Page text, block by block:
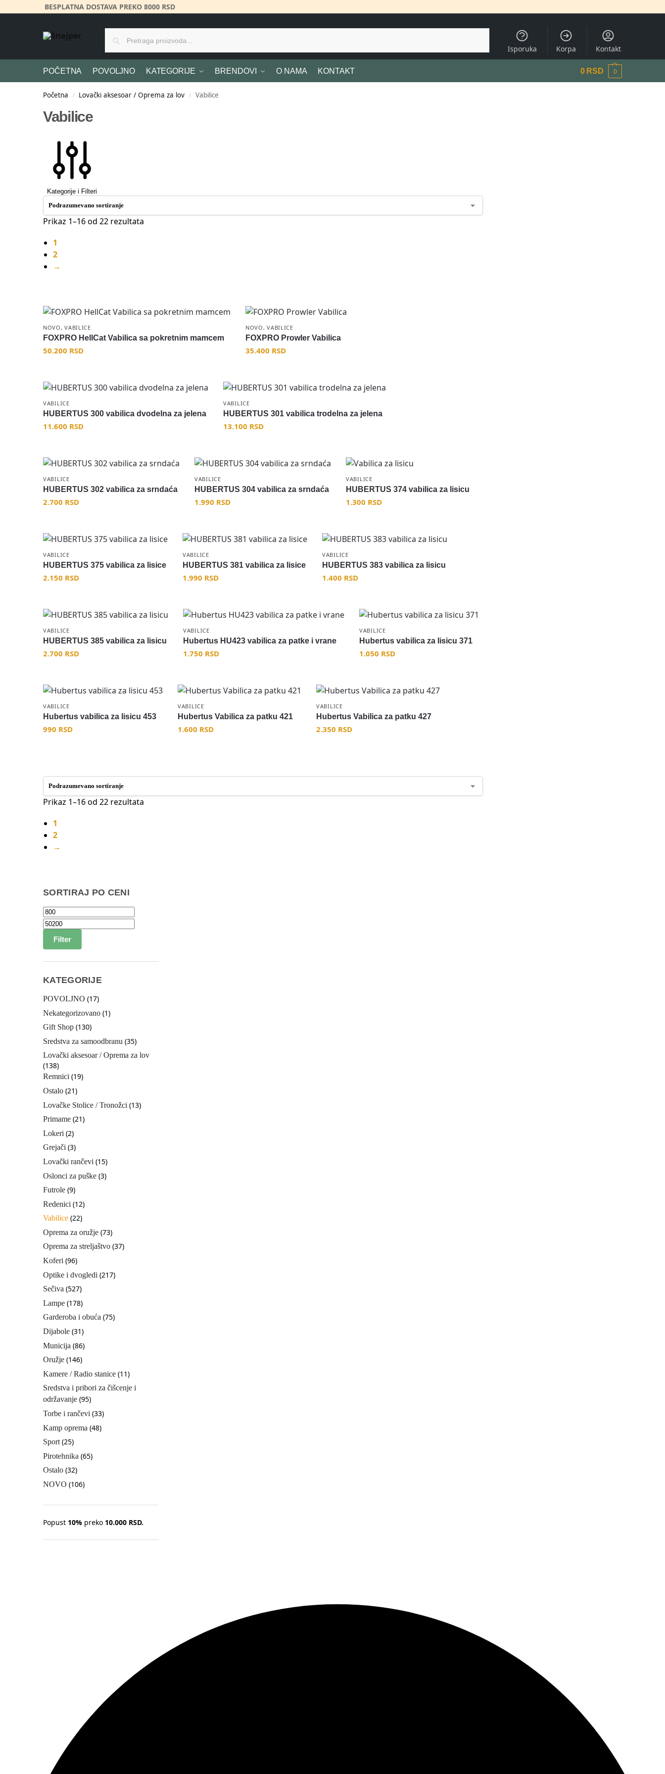
BESPLATNA DOSTAVA PREKO 8000 RSD
Isporuka Korpa Kontakt
POČETNA POVOLJNO KATEGORIJE BRENDOVI O NAMA KONTAKT 0 RSD 0
Početna / Lovački aksesoar / Oprema za lov / Vabilice
Vabilice
Kategorije i Filteri
Prikaz 1–16 od 22 rezultata
1
2
→
NOVO ,VABILICE
FOXPRO HellCat Vabilica sa pokretnim mamcem
50.200 RSD
NOVO ,VABILICE
FOXPRO Prowler Vabilica
35.400 RSD
VABILICE
HUBERTUS 300 vabilica dvodelna za jelena
11.600 RSD
VABILICE
HUBERTUS 301 vabilica trodelna za jelena
13.100 RSD
VABILICE
HUBERTUS 302 vabilica za srndaća
2.700 RSD
VABILICE
HUBERTUS 304 vabilica za srndaća
1.990 RSD
VABILICE
HUBERTUS 374 vabilica za lisicu
1.300 RSD
VABILICE
HUBERTUS 375 vabilica za lisice
2.150 RSD
VABILICE
HUBERTUS 381 vabilica za lisice
1.990 RSD
VABILICE
HUBERTUS 383 vabilica za lisicu
1.400 RSD
VABILICE
HUBERTUS 385 vabilica za lisicu
2.700 RSD
VABILICE
Hubertus HU423 vabilica za patke i vrane
1.750 RSD
VABILICE
Hubertus vabilica za lisicu 371
1.050 RSD
VABILICE
Hubertus vabilica za lisicu 453
990 RSD
VABILICE
Hubertus Vabilica za patku 421
1.600 RSD
VABILICE
Hubertus Vabilica za patku 427
2.350 RSD
Prikaz 1–16 od 22 rezultata
1
2
→
SORTIRAJ PO CENI
Filter
KATEGORIJE
POVOLJNO (17)
Nekategorizovano (1)
Gift Shop (130)
Sredstva za samoodbranu (35)
Lovački aksesoar / Oprema za lov
(138)
Remnici (19)
Ostalo (21)
Lovačke Stolice / Tronožci (13)
Primame (21)
Lokeri (2)
Grejači (3)
Lovački rančevi (15)
Oslonci za puške (3)
Futrole (9)
Redenici (12)
Vabilice (22)
Oprema za oružje (73)
Oprema za streljaštvo (37)
Koferi (96)
Optike i dvogledi (217)
Sečiva (527)
Lampe (178)
Garderoba i obuća (75)
Dijabole (31)
Municija (86)
Oružje (146)
Kamere / Radio stanice (11)
Sredstva i pribori za čišcenje i
održavanje (95)
Torbe i rančevi (33)
Kamp oprema (48)
Sport (25)
Pirotehnika (65)
Ostalo (32)
NOVO (106)
Popust 10% preko 10.000 RSD.